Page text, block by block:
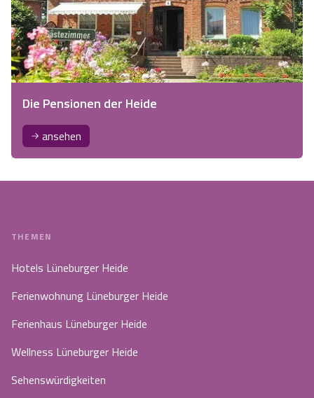
Die Pensionen der Heide
ansehen
THEMEN
Hotels Lüneburger Heide
Ferienwohnung Lüneburger Heide
Ferienhaus Lüneburger Heide
Wellness Lüneburger Heide
Sehenswürdigkeiten